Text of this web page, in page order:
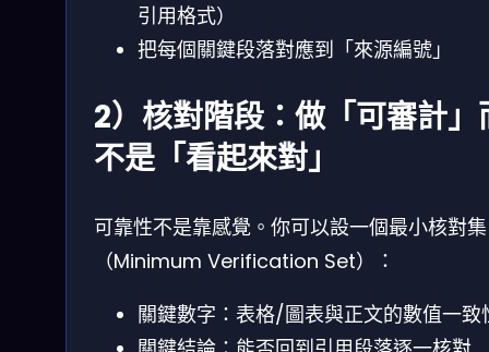
引用格式）
把每個關鍵段落對應到「來源編號」
2）核對階段：做「可審計」
不是「看起來對」
可靠性不是靠感覺。你可以設一個最小核對集
（Minimum Verification Set）：
關鍵數字：表格/圖表與正文的數值一致